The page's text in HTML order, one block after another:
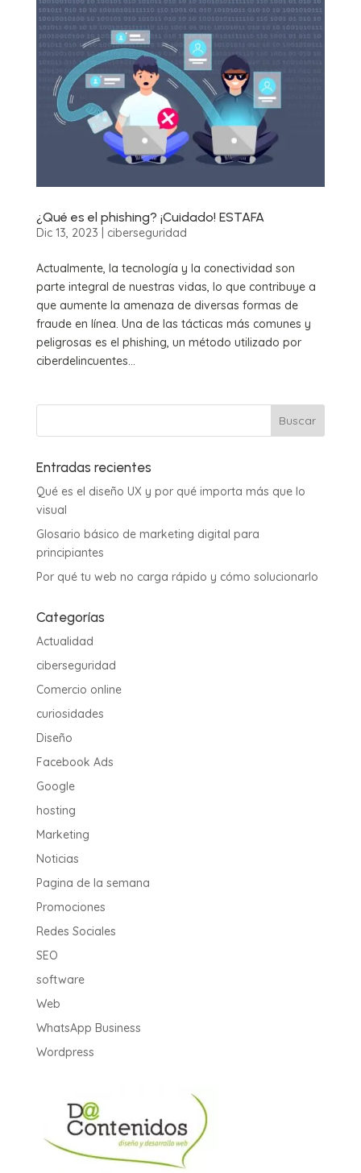
¿Qué es el phishing? ¡Cuidado! ESTAFA
Dic 13, 2023 ciberseguridad
Actualmente, la tecnología y la conectividad son
parte integral de nuestras vidas, lo que contribuye a
que aumente la amenaza de diversas formas de
fraude en línea. Una de las tácticas más comunes y
peligrosas es el phishing, un método utilizado por
ciberdelincuentes...
Entradas recientes
Qué es el diseño UX y por qué importa más que lo
visual
Glosario básico de marketing digital para
principiantes
Por qué tu web no carga rápido y cómo solucionarlo
Categorías
Actualidad
ciberseguridad
Comercio online
curiosidades
Diseño
Facebook Ads
Google
hosting
Marketing
Noticias
Pagina de la semana
Promociones
Redes Sociales
SEO
software
Web
WhatsApp Business
Wordpress